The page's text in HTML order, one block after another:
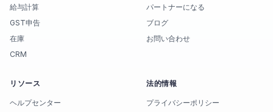
給与計算
GST申告
在庫
CRM
パートナーになる
ブログ
お問い合わせ
リソース
ヘルプセンター
法的情報
プライバシーポリシー